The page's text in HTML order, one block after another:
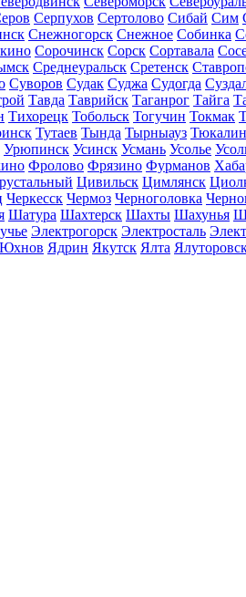
Серпухов Сертолово Сибай Сим
Снежногорск Снежное Собинка
Сорочинск Сорск Сортавала
Среднеуральск Сретенск
Суворов Судак Суджа Судогда
Тавда Таврийск Таганрог Тайга
Тихорецк Тобольск Тогучин Токмак
Тутаев Тында Тырныауз
Урюпинск Усинск Усмань Усолье
Фролово Фрязино Фурманов
Цивильск Цимлянск
Черкесск Чермоз Черноголовка
Шатура Шахтерск Шахты Шахунья
Электрогорск Электросталь
Юхнов Ядрин Якутск Ялта